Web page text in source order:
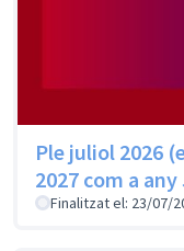
Ple juliol 2026
2027 com a
Finalitzat el: 23/07/